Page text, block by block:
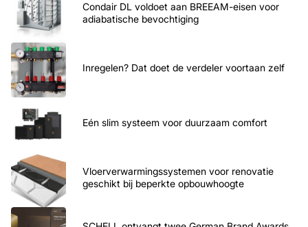
Condair DL voldoet aan BREEAM-eisen voor
adiabatische bevochtiging
Inregelen? Dat doet de verdeler voortaan zelf
Eén slim systeem voor duurzaam comfort
Vloerverwarmingssystemen voor renovatie
geschikt bij beperkte opbouwhoogte